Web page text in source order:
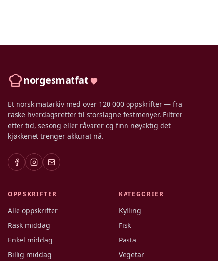
norgesmatfat
Et norsk matarkiv med over 120 000 oppskrifter — fra
raske hverdagsretter til storslagne festmenyer. Filtrer
etter tid, sesong eller råvarer og finn nøyaktig det
kjøkkenet trenger akkurat nå.
OPPSKRIFTER
Alle oppskrifter
Rask middag
Enkel middag
Billig middag
KATEGORIER
Kylling
Fisk
Pasta
Vegetar